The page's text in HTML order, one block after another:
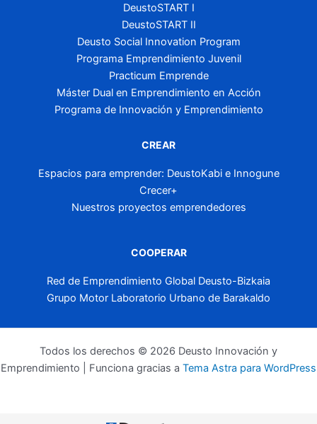
DeustoSTART I
DeustoSTART II
Deusto Social Innovation Program
Programa Emprendimiento Juvenil
Practicum Emprende
Máster Dual en Emprendimiento en Acción
Programa de Innovación y Emprendimiento
CREAR
Espacios para emprender: DeustoKabi e Innogune
Crecer+
Nuestros proyectos emprendedores
COOPERAR
Red de Emprendimiento Global Deusto-Bizkaia
Grupo Motor Laboratorio Urbano de Barakaldo
Todos los derechos © 2026 Deusto Innovación y
Emprendimiento | Funciona gracias a Tema Astra para WordPress